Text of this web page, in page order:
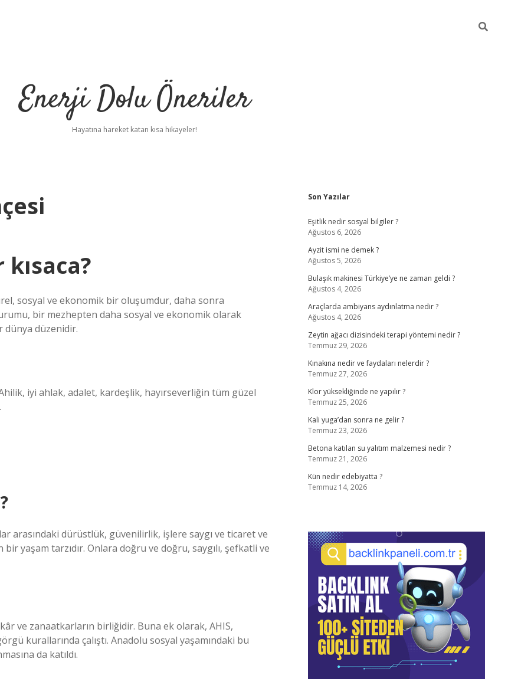
Enerji Dolu Öneriler
Hayatına hareket katan kısa hikayeler!
sosyal ve ekonomik bir oluşumdur, daha sonra
bir mezhepten daha sosyal ve ekonomik olarak
dünya düzenidir.
iyi ahlak, adalet, kardeşlik, hayırseverliğin tüm güzel
arasındaki dürüstlük, güvenilirlik, işlere saygı ve ticaret ve
yaşam tarzıdır. Onlara doğru ve doğru, saygılı, şefkatli ve
ve zanaatkarların birliğidir. Buna ek olarak, AHIS,
kurallarında çalıştı. Anadolu sosyal yaşamındaki bu
da katıldı.
Sidebar
Son Yazılar
Eşitlik nedir sosyal bilgiler ?
Ağustos 6, 2026
Ayzit ismi ne demek ?
Ağustos 5, 2026
Bulaşık makinesi Türkiye’ye ne zaman geldi ?
Ağustos 4, 2026
Araçlarda ambiyans aydınlatma nedir ?
Ağustos 4, 2026
Zeytin ağacı dizisindeki terapi yöntemi nedir ?
Temmuz 29, 2026
Kınakına nedir ve faydaları nelerdir ?
Temmuz 27, 2026
Klor yüksekliğinde ne yapılır ?
Temmuz 25, 2026
Kali yuga’dan sonra ne gelir ?
Temmuz 23, 2026
Betona katılan su yalıtım malzemesi nedir ?
Temmuz 21, 2026
Kün nedir edebiyatta ?
Temmuz 14, 2026